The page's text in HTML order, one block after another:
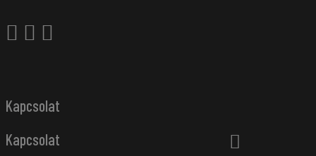
Kapcsolat
Kapcsolat